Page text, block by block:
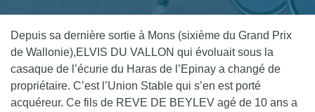
Depuis sa dernière sortie à Mons (sixième du Grand Prix
de Wallonie),ELVIS DU VALLON qui évoluait sous la
casaque de l’écurie du Haras de l’Epinay a changé de
propriétaire. C’est l’Union Stable qui s’en est porté
acquéreur. Ce fils de REVE DE BEYLEV agé de 10 ans a